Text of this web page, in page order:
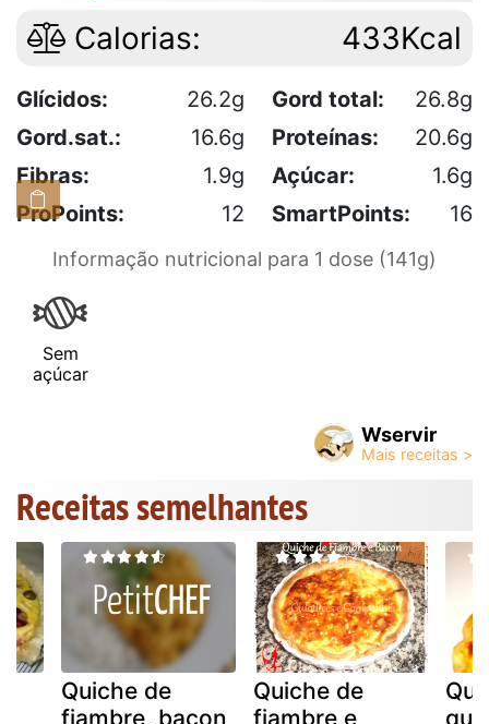
Calorias: 433Kcal
Glícidos: 26.2g Gord total:
26.8g
Gord.sat.:
16.6g Proteínas:
20.6g
Fibras:
1.9g Açúcar:
1.6g
ProPoints:
12 SmartPoints: 16
Informação nutricional para 1 dose (141g)
Sem
açúcar
Wservir
Receitas semelhantes
Quiche de
fiambre, bacon
Quiche de
fiambre e